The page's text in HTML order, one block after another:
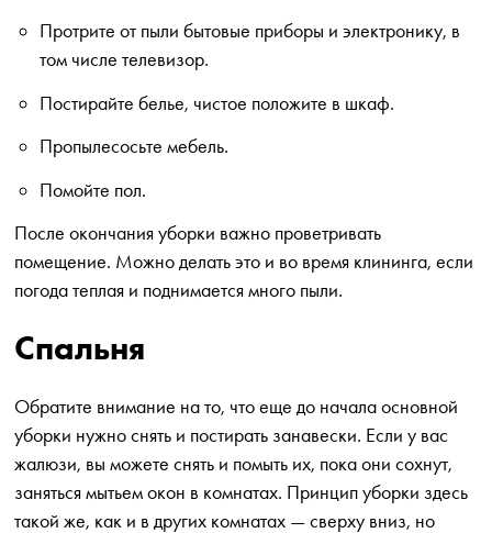
Протрите от пыли бытовые приборы и электронику, в
том числе телевизор.
Постирайте белье, чистое положите в шкаф.
Пропылесосьте мебель.
Помойте пол.
После окончания уборки важно проветривать
помещение. Можно делать это и во время клининга, если
погода теплая и поднимается много пыли.
Спальня
Обратите внимание на то, что еще до начала основной
уборки нужно снять и постирать занавески. Если у вас
жалюзи, вы можете снять и помыть их, пока они сохнут,
заняться мытьем окон в комнатах. Принцип уборки здесь
такой же, как и в других комнатах — сверху вниз, но